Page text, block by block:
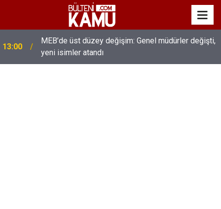
13:00
MEB’de üst düzey değişim: Genel müdürler değişti,
yeni isimler atandı